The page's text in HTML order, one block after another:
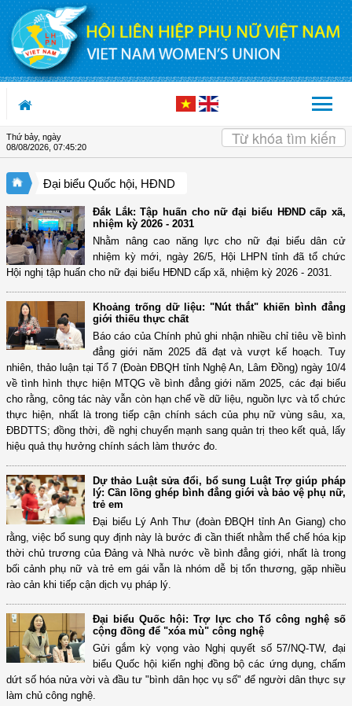
Truy cập nội dung luôn
Thứ bảy, ngày
08/08/2026, 07:45:21
Đại biểu Quốc hội, HĐND
Đắk Lắk: Tập huấn cho nữ đại biểu HĐND cấp xã,
nhiệm kỳ 2026 - 2031
Nhằm nâng cao năng lực cho nữ đại biểu dân cử
nhiệm kỳ mới, ngày 26/5, Hội LHPN tỉnh đã tổ chức
Hội nghị tập huấn cho nữ đại biểu HĐND cấp xã, nhiệm kỳ 2026 - 2031.
Khoảng trống dữ liệu: "Nút thắt" khiến bình đẳng
giới thiếu thực chất
Báo cáo của Chính phủ ghi nhận nhiều chỉ tiêu về bình
đẳng giới năm 2025 đã đạt và vượt kế hoạch. Tuy
nhiên, thảo luận tại Tổ 7 (Đoàn ĐBQH tỉnh Nghệ An, Lâm Đồng) ngày 10/4
về tình hình thực hiện MTQG về bình đẳng giới năm 2025, các đại biểu
cho rằng, công tác này vẫn còn hạn chế về dữ liệu, nguồn lực và tổ chức
thực hiện, nhất là trong tiếp cận chính sách của phụ nữ vùng sâu, xa,
ĐBDTTS; đồng thời, đề nghị chuyển mạnh sang quản trị theo kết quả, lấy
hiệu quả thụ hưởng chính sách làm thước đo.
Dự thảo Luật sửa đổi, bổ sung Luật Trợ giúp pháp
lý: Cần lồng ghép bình đẳng giới và bảo vệ phụ nữ,
trẻ em
Đại biểu Lý Anh Thư (đoàn ĐBQH tỉnh An Giang) cho
rằng, việc bổ sung quy định này là bước đi cần thiết nhằm thể chế hóa kịp
thời chủ trương của Đảng và Nhà nước về bình đẳng giới, nhất là trong
bối cảnh phụ nữ và trẻ em gái vẫn là nhóm dễ bị tổn thương, gặp nhiều
rào cản khi tiếp cận dịch vụ pháp lý.
Đại biểu Quốc hội: Trợ lực cho Tổ công nghệ số
cộng đồng để "xóa mù" công nghệ
Gửi gắm kỳ vọng vào Nghị quyết số 57/NQ-TW, đại
biểu Quốc hội kiến nghị đồng bộ các ứng dụng, chấm
dứt số hóa nửa vời và đầu tư "bình dân học vụ số" để người dân thực sự
làm chủ công nghệ.